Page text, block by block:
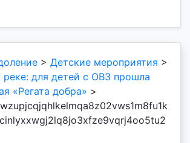
> Детские мероприятия >
для детей с ОВЗ прошла
«Регата добра» >